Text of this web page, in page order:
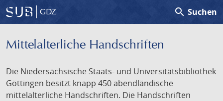
GDZ search Suchen
Mittelalterliche Handschriften
Die Niedersächsische Staats- und Universitätsbibliothek
Göttingen besitzt knapp 450 abendländische
mittelalterliche Handschriften. Die Handschriften